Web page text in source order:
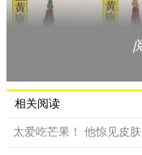
相关阅读
太爱吃芒果！ 他惊见皮